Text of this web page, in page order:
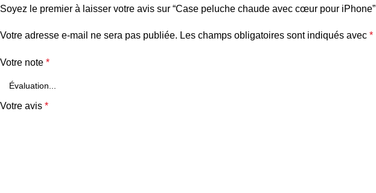
Soyez le premier à laisser votre avis sur “Case peluche chaude avec cœur pour iPhone”
Votre adresse e-mail ne sera pas publiée. Les champs obligatoires sont indiqués avec *
Votre note *
Votre avis *